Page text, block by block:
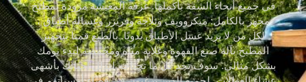
في جميع أنحاء الشقة بأكملها. غرفة المعيشة مزودة بمطبخ
مجهز بالكامل: ميكروويف وثلاجة وفريزر وغسالة أطباق ،
لكل من لا يريد غسل الأطباق يدويًا. بالطبع قمنا بتجهيز
المطبخ بآلة صنع القهوة وغلاية مياه ومحمصة لبدء يومك
بشكل مثالي. سوف تجد كل ما تحتاجه لتدلل أحبائك بأشهى